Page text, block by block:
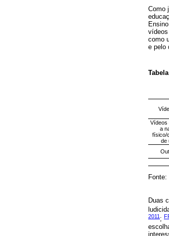
Como
como
e pelo
Vídeos
a
físico/
de
Fonte:
Duas
2011 ;